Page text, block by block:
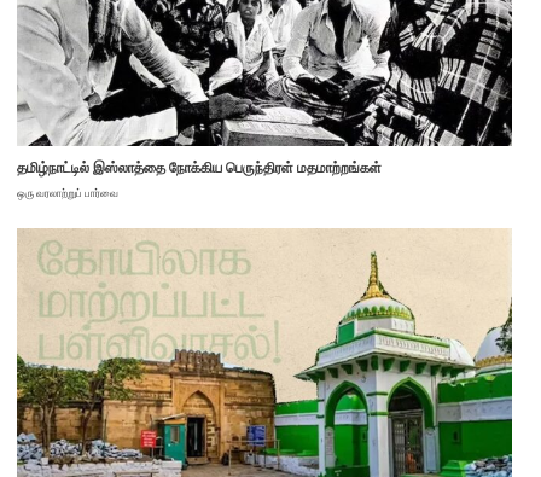
தமிழ்நாட்டில் இஸ்லாத்தை நோக்கிய பெருந்திரள் மதமாற்றங்கள்
ஒரு வரலாற்றுப் பார்வை